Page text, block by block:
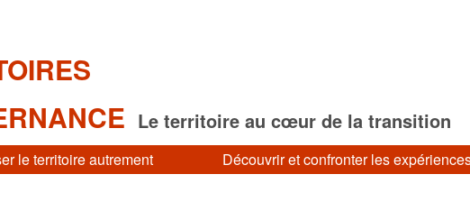
Le territoire au cœur de la transition
le territoire autrement Découvrir et confronter les